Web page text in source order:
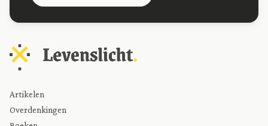
Artikelen
Overdenkingen